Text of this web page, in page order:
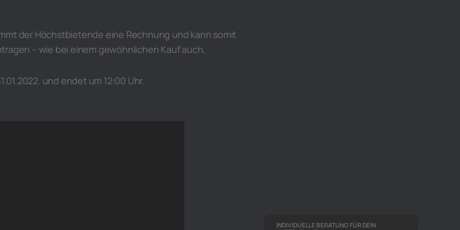
der Höchstbietende eine Rechnung und kann somit
– wie bei einem gewöhnlichen Kauf auch.
und endet um 12:00 Uhr.
INDIVIDUELLE BERATUNG FÜR DEIN